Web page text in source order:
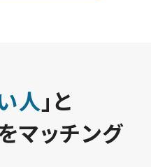
人」と
マッチング